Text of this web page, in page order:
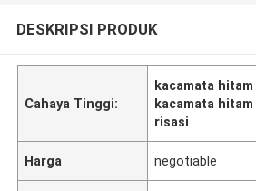
DESKRIPSI PRODUK
Cahaya Tinggi:
kacamata
kacamata
risasi
Harga negotiable